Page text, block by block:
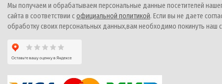
Мы получаем и обрабатываем персональные данные посетителей
сайта в соответствии софициальной политикой. Если вы не даете
обработку своих персональных данных,вам необходимо покинуть наш